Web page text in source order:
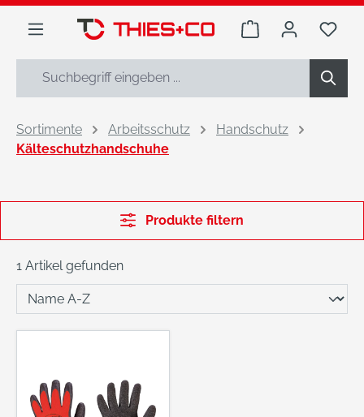
springen
Warenkorb Du
Sortimente Arbeitsschutz
Handschutz
Kälteschutzhandschuhe
Produkte filtern
1 Artikel gefunden